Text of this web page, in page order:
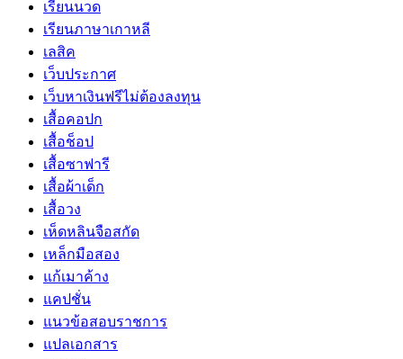
เรียนนวด
เรียนภาษาเกาหลี
เลสิค
เว็บประกาศ
เว็บหาเงินฟรีไม่ต้องลงทุน
เสื้อคอปก
เสื้อช็อป
เสื้อซาฟารี
เสื้อผ้าเด็ก
เสื้อวง
เห็ดหลินจือสกัด
เหล็กมือสอง
แก้เมาค้าง
แคปชั่น
แนวข้อสอบราชการ
แปลเอกสาร